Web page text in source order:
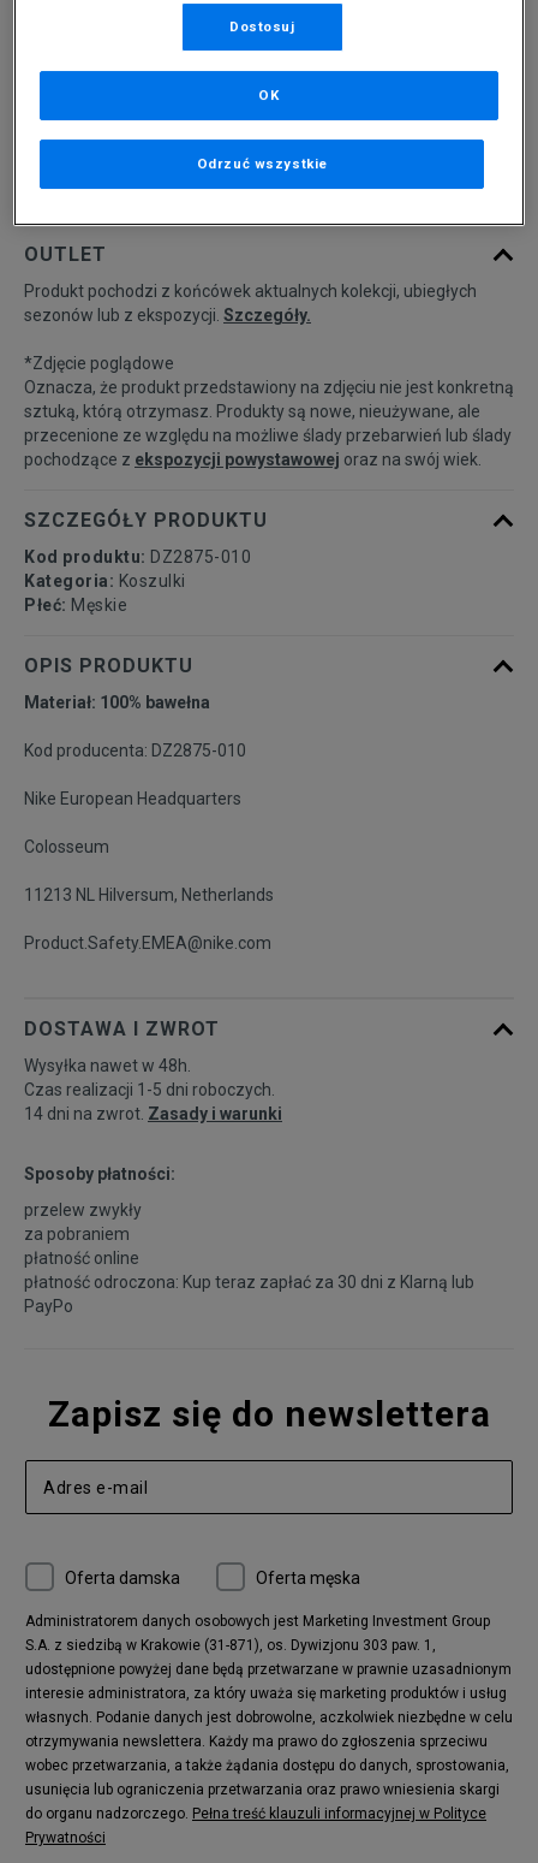
Jeśli artykuł będzie ponownie dostępny, otrzymasz od nas
powiadomienie.
XS
Powiadom o
M
Powiadom o
dostępności
XL
Powiadom o
dostępności
XXL
Powiadom o
dostępności
OUTLET
Produkt pochodzi z końcówek aktualnych kolekcji, ubiegłych
sezonów lub z ekspozycji. Szczegóły.
*Zdjęcie poglądowe
Oznacza, że produkt przedstawiony na zdjęciu nie jest konkretną
sztuką, którą otrzymasz. Produkty są nowe, nieużywane, ale
przecenione ze względu na możliwe ślady przebarwień lub ślady
pochodzące z ekspozycji powystawowej oraz na swój wiek.
SZCZEGÓŁY PRODUKTU
Kod produktu: DZ2875-010
Kategoria: Koszulki
Płeć: Męskie
OPIS PRODUKTU
Materiał: 100% bawełna
Kod producenta: DZ2875-010
Nike European Headquarters
Colosseum
11213 NL Hilversum, Netherlands
Product.Safety.EMEA@nike.com
DOSTAWA I ZWROT
Wysyłka nawet w 48h.
Czas realizacji 1-5 dni roboczych.
14 dni na zwrot. Zasady i warunki
Sposoby płatności:
przelew zwykły
za pobraniem
płatność online
płatność odroczona: Kup teraz zapłać za 30 dni z Klarną lub
PayPo
Zapisz się do newslettera
Oferta damska Oferta męska
Administratorem danych osobowych jest Marketing Investment Group
S.A. z siedzibą w Krakowie (31-871), os. Dywizjonu 303 paw. 1,
udostępnione powyżej dane będą przetwarzane w prawnie uzasadnionym
interesie administratora, za który uważa się marketing produktów i usług
własnych. Podanie danych jest dobrowolne, aczkolwiek niezbędne w celu
otrzymywania newslettera. Każdy ma prawo do zgłoszenia sprzeciwu
wobec przetwarzania, a także żądania dostępu do danych, sprostowania,
usunięcia lub ograniczenia przetwarzania oraz prawo wniesienia skargi
do organu nadzorczego. Pełna treść klauzuli informacyjnej w Polityce
Prywatności
Dostosuj
Odrzuć wszystkie
OK